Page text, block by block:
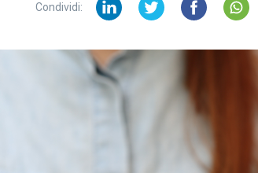
Condividi: